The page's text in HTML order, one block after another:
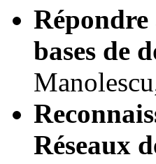
bases de
Réseaux